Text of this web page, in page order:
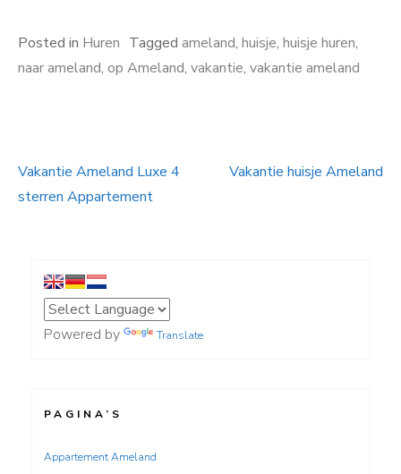
Posted in Huren Tagged ameland, huisje, huisje huren,
naar ameland, op Ameland, vakantie, vakantie ameland
Bericht
Vakantie Ameland Luxe 4
sterren Appartement
Vakantie huisje Ameland
Powered by Translate
PAGINA’S
Appartement Ameland